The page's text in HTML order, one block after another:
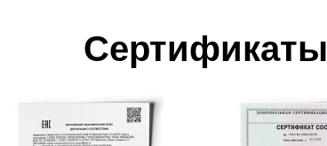
Сертификаты